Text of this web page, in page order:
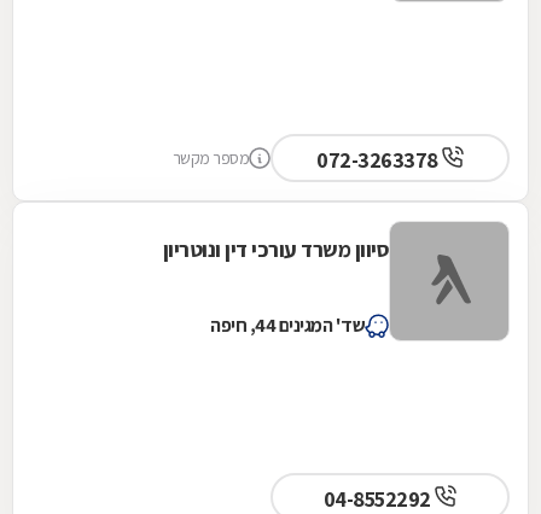
072-3263378 מספר מקשר
סיוון משרד עורכי דין ונוטריון
שד' המגינים 44, חיפה
04-8552292